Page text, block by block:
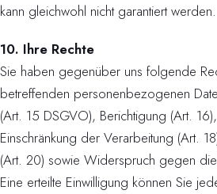
kann gleichwohl nicht garantiert werden.
10. Ihre Rechte
Sie haben gegenüber uns folgende
betreffenden personenbezogenen
(Art. 15 DSGVO), Berichtigung (Art.
Einschränkung der Verarbeitung (Art.
(Art. 20) sowie Widerspruch gegen
Eine erteilte Einwilligung können Sie